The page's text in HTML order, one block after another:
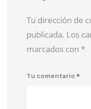
Tu dirección de
publicada. Los
marcados con *
Tu comentario *